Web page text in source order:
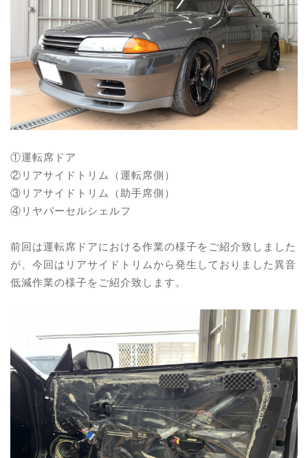
①運転席ドア
②リアサイドトリム（運転席側）
③リアサイドトリム（助手席側）
④リヤパーセルシェルフ
前回は運転席ドアにおける作業の様子をご紹介致しました
が、今回はリアサイドトリムから発生しておりました異音
低減作業の様子をご紹介致します。